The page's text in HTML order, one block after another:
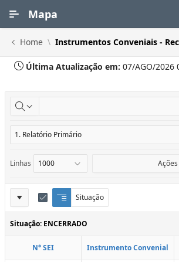
Mapa
Home Instrumentos Conveniais -
Última Atualização em: 07/AGO/2026
Linhas Ações
Definições
do
Relatório
Situação
Q
u
e
b
E
d
i
t
Situação: ENCERRADO
N° SEI Instrumento Convenial